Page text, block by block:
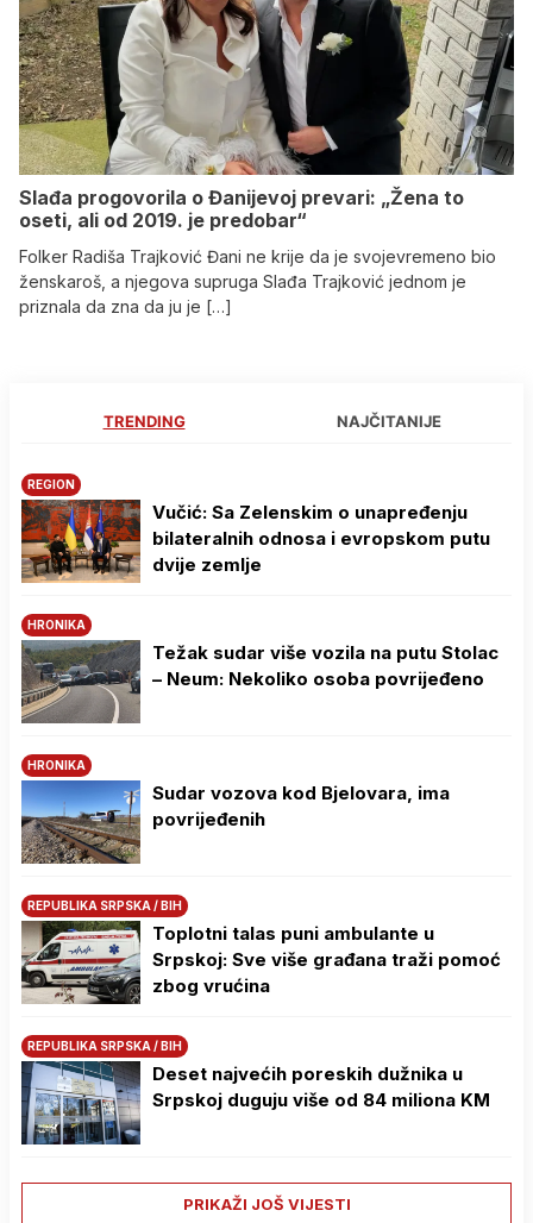
Slađa progovorila o Đanijevoj prevari: „Žena to
oseti, ali od 2019. je predobar“
Folker Radiša Trajković Đani ne krije da je svojevremeno bio
ženskaroš, a njegova supruga Slađa Trajković jednom je
priznala da zna da ju je […]
TRENDING NAJČITANIJE
REGION
Vučić: Sa Zelenskim o unapređenju
bilateralnih odnosa i evropskom putu
dvije zemlje
HRONIKA
Težak sudar više vozila na putu Stolac
– Neum: Nekoliko osoba povrijeđeno
HRONIKA
Sudar vozova kod Bjelovara, ima
povrijeđenih
REPUBLIKA SRPSKA / BIH
Toplotni talas puni ambulante u
Srpskoj: Sve više građana traži pomoć
zbog vrućina
REPUBLIKA SRPSKA / BIH
Deset najvećih poreskih dužnika u
Srpskoj duguju više od 84 miliona KM
PRIKAŽI JOŠ VIJESTI